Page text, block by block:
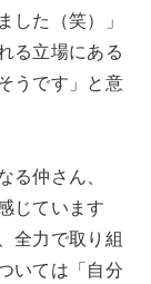
した（笑）」
る立場にある
うです」と意
る仲さん、
じています
全力で取り組
いては「自分